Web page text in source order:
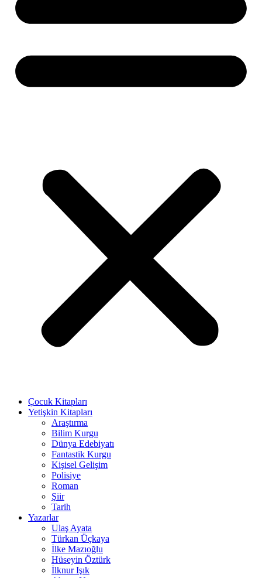
Çocuk Kitapları
Yetişkin Kitapları
Araştırma
Bilim Kurgu
Dünya Edebiyatı
Fantastik Kurgu
Kişisel Gelişim
Polisiye
Roman
Şiir
Tarih
Yazarlar
Ulaş Ayata
Türkan Üçkaya
İlke Mazıoğlu
Hüseyin Öztürk
İlknur Işık